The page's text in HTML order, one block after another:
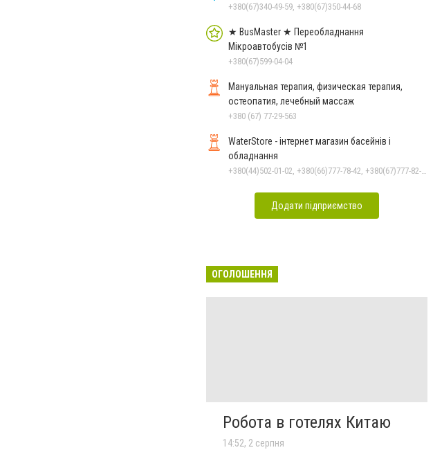
+380(67)340-49-59, +380(67)350-44-68
★ BusMaster ★ Переобладнання
Мікроавтобусів №1
+380(67)599-04-04
Мануальная терапия, физическая терапия,
остеопатия, лечебный массаж
+380 (67) 77-29-563
WaterStore - інтернет магазин басейнів і
обладнання
Додати підприємство
ОГОЛОШЕННЯ
Робота в готелях Китаю
14:52, 2 серпня